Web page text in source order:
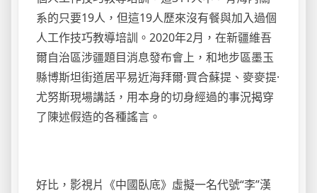
系的只要19人，但這19人歷來沒有餐與加入過個
人工作技巧教導培訓。2020年2月，在新疆維吾
爾自治區涉疆題目消息發布會上，和地步區墨玉
縣博斯坦街道居平易近海拜爾·買合蘇提、麥麥提·
尤努斯現場講話，用本身的切身經過的事況揭穿
了陳述假造的各種謠言。
好比，影視片《中國臥底》虛擬一名代號“李”漢